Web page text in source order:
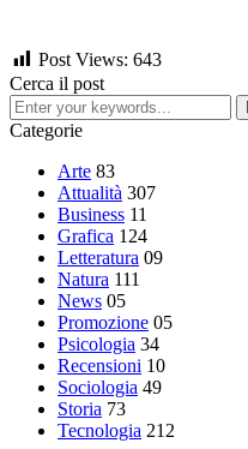
Post Views: 643
Cerca il post
Categorie
Arte 83
Attualità 307
Business 11
Grafica 124
Letteratura 09
Natura 111
News 05
Promozione 05
Psicologia 34
Recensioni 10
Sociologia 49
Storia 73
Tecnologia 212